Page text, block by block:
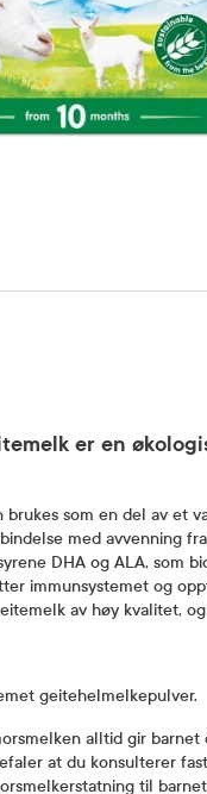
er en
som en del av et
med avvenning
DHA og ALA, som
immunsystemet og
av høy kvalitet,
geitehelmelkepulver.
alltid gir
at du konsulterer
til